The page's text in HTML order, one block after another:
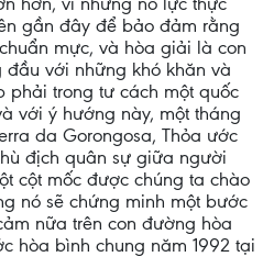
gần đây để bảo đảm rằng
mực, và hòa giải là con
với những khó khăn và
phải trong tư cách một quốc
với ý hướng này, một tháng
da Gorongosa, Thỏa ước
địch quân sự giữa người
cột mốc được chúng ta chào
nó sẽ chứng minh một bước
nữa trên con đường hòa
hòa bình chung năm 1992 tại